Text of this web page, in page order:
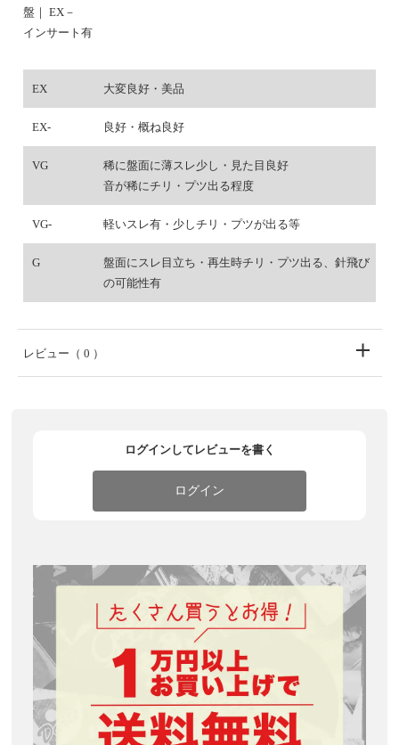
盤｜ EX－
インサート有
EX 大変良好・美品
EX- 良好・概ね良好
VG
稀に盤面に薄スレ少し・見た目良好
音が稀にチリ・プツ出る程度
VG- 軽いスレ有・少しチリ・プツが出る等
G
盤面にスレ目立ち・再生時チリ・プツ出る、針飛び
の可能性有
レビュー （ 0 ）
ログインしてレビューを書く
ログイン